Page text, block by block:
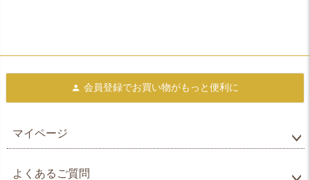
会員登録でお買い物がもっと便利に
マイページ
よくあるご質問